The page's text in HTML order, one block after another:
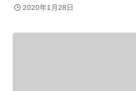
2020年1月28日